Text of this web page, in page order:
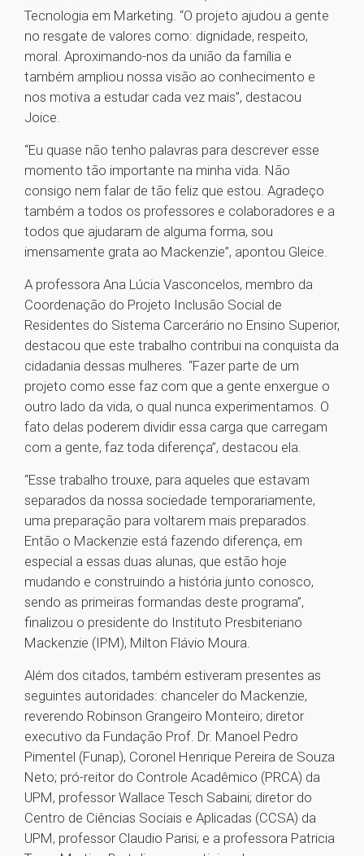
Tecnologia em Marketing. “O projeto ajudou a gente
no resgate de valores como: dignidade, respeito,
moral. Aproximando-nos da união da família e
também ampliou nossa visão ao conhecimento e
nos motiva a estudar cada vez mais”, destacou
Joice.
“Eu quase não tenho palavras para descrever esse
momento tão importante na minha vida. Não
consigo nem falar de tão feliz que estou. Agradeço
também a todos os professores e colaboradores e a
todos que ajudaram de alguma forma, sou
imensamente grata ao Mackenzie”, apontou Gleice.
A professora Ana Lúcia Vasconcelos, membro da
Coordenação do Projeto Inclusão Social de
Residentes do Sistema Carcerário no Ensino Superior,
destacou que este trabalho contribui na conquista da
cidadania dessas mulheres. “Fazer parte de um
projeto como esse faz com que a gente enxergue o
outro lado da vida, o qual nunca experimentamos. O
fato delas poderem dividir essa carga que carregam
com a gente, faz toda diferença”, destacou ela.
“Esse trabalho trouxe, para aqueles que estavam
separados da nossa sociedade temporariamente,
uma preparação para voltarem mais preparados.
Então o Mackenzie está fazendo diferença, em
especial a essas duas alunas, que estão hoje
mudando e construindo a história junto conosco,
sendo as primeiras formandas deste programa”,
finalizou o presidente do Instituto Presbiteriano
Mackenzie (IPM), Milton Flávio Moura.
Além dos citados, também estiveram presentes as
seguintes autoridades: chanceler do Mackenzie,
reverendo Robinson Grangeiro Monteiro; diretor
executivo da Fundação Prof. Dr. Manoel Pedro
Pimentel (Funap), Coronel Henrique Pereira de Souza
Neto; pró-reitor do Controle Acadêmico (PRCA) da
UPM, professor Wallace Tesch Sabaini; diretor do
Centro de Ciências Sociais e Aplicadas (CCSA) da
UPM, professor Claudio Parisi; e a professora Patricia